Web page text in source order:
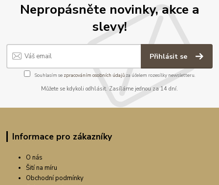
Nepropásněte novinky, akce a
slevy!
Přihlásit se
Souhlasím se zpracováním osobních údajůza účelem rozesílky newsletteru.
Můžete se kdykoli odhlásit. Zasíláme jednou za 14 dní.
Informace pro zákazníky
O nás
Šití na míru
Obchodní podmínky